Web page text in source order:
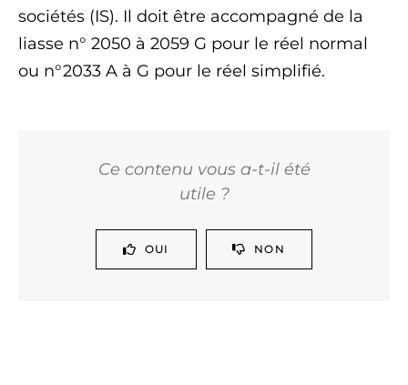
sociétés (IS). Il doit être accompagné de la
liasse n° 2050 à 2059 G pour le réel normal
ou n°2033 A à G pour le réel simplifié.
Ce contenu vous a-t-il été
utile ?
OUI NON